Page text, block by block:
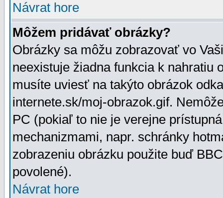
Návrat hore
Môžem pridávať obrázky?
Obrázky sa môžu zobrazovať vo
neexistuje žiadna funkcia k nahratiu
musíte uviesť na takýto obrázok
internete.sk/moj-obrazok.gif.
PC (pokiaľ to nie je verejne
mechanizmami, napr. schránky
zobrazeniu obrázku použite buď
povolené).
Návrat hore